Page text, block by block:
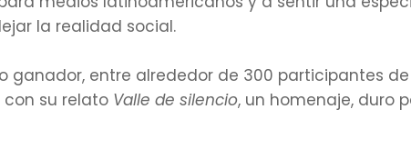
la realidad social.
ganador, entre alrededor de 300 participantes de
con su relato Valle de silencio, un homenaje, duro